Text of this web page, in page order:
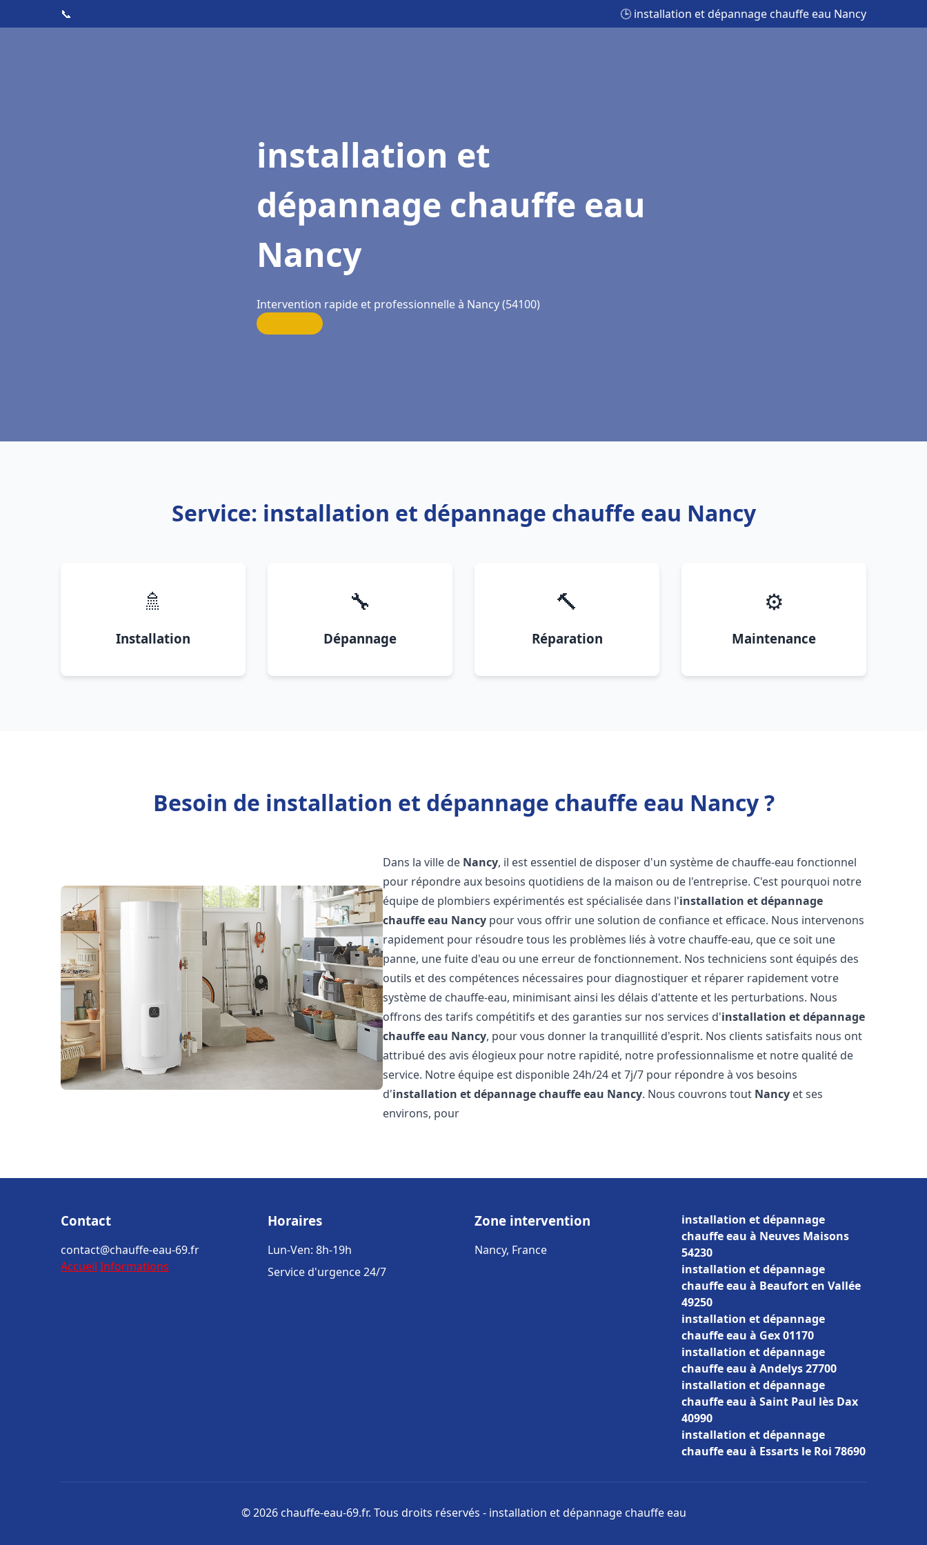
📞 🕒 installation et dépannage chauffe eau Nancy
installation et
dépannage chauffe eau
Nancy
Intervention rapide et professionnelle à Nancy (54100)
Service: installation et dépannage chauffe eau Nancy
🚿
Installation
🔧
Dépannage
🔨
Réparation
⚙️
Maintenance
Besoin de installation et dépannage chauffe eau Nancy ?
Dans la ville de Nancy, il est essentiel de disposer d'un système de chauffe-eau fonctionnel
pour répondre aux besoins quotidiens de la maison ou de l'entreprise. C'est pourquoi notre
équipe de plombiers expérimentés est spécialisée dans l'installation et dépannage
chauffe eau Nancy pour vous offrir une solution de confiance et efficace. Nous intervenons
rapidement pour résoudre tous les problèmes liés à votre chauffe-eau, que ce soit une
panne, une fuite d'eau ou une erreur de fonctionnement. Nos techniciens sont équipés des
outils et des compétences nécessaires pour diagnostiquer et réparer rapidement votre
système de chauffe-eau, minimisant ainsi les délais d'attente et les perturbations. Nous
offrons des tarifs compétitifs et des garanties sur nos services d'installation et dépannage
chauffe eau Nancy, pour vous donner la tranquillité d'esprit. Nos clients satisfaits nous ont
attribué des avis élogieux pour notre rapidité, notre professionnalisme et notre qualité de
service. Notre équipe est disponible 24h/24 et 7j/7 pour répondre à vos besoins
d'installation et dépannage chauffe eau Nancy. Nous couvrons tout Nancy et ses
environs, pour
Contact
contact@chauffe-eau-69.fr
Accueil Informations
Horaires
Lun-Ven: 8h-19h
Service d'urgence 24/7
Zone intervention
Nancy, France
installation et dépannage
chauffe eau à Neuves Maisons
54230
installation et dépannage
chauffe eau à Beaufort en Vallée
49250
installation et dépannage
chauffe eau à Gex 01170
installation et dépannage
chauffe eau à Andelys 27700
installation et dépannage
chauffe eau à Saint Paul lès Dax
40990
installation et dépannage
chauffe eau à Essarts le Roi 78690
© 2026 chauffe-eau-69.fr. Tous droits réservés - installation et dépannage chauffe eau